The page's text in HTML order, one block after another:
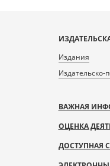
Издания
Издательско-
ВАЖНАЯ
ОЦЕНКА
ДОСТУПНАЯ